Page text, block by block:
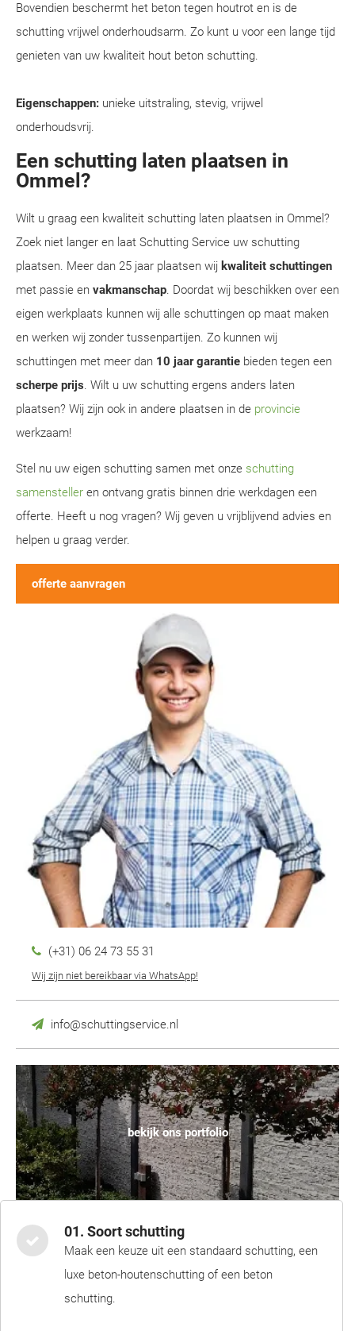
Bovendien beschermt het beton tegen houtrot en is de
schutting vrijwel onderhoudsarm. Zo kunt u voor een lange tijd
genieten van uw kwaliteit hout beton schutting.
Eigenschappen: unieke uitstraling, stevig, vrijwel
onderhoudsvrij.
Een schutting laten plaatsen in
Ommel?
Wilt u graag een kwaliteit schutting laten plaatsen in Ommel?
Zoek niet langer en laat Schutting Service uw schutting
plaatsen. Meer dan 25 jaar plaatsen wij kwaliteit schuttingen
met passie en vakmanschap. Doordat wij beschikken over een
eigen werkplaats kunnen wij alle schuttingen op maat maken
en werken wij zonder tussenpartijen. Zo kunnen wij
schuttingen met meer dan 10 jaar garantie bieden tegen een
scherpe prijs. Wilt u uw schutting ergens anders laten
plaatsen? Wij zijn ook in andere plaatsen in de provincie
werkzaam!
Stel nu uw eigen schutting samen met onze schutting
samensteller en ontvang gratis binnen drie werkdagen een
offerte. Heeft u nog vragen? Wij geven u vrijblijvend advies en
helpen u graag verder.
offerte aanvragen
(+31) 06 24 73 55 31
Wij zijn niet bereikbaar via WhatsApp!
info@schuttingservice.nl
bekijk ons portfolio
01. Soort schutting
Maak een keuze uit een standaard schutting, een
luxe beton-houtenschutting of een beton
schutting.